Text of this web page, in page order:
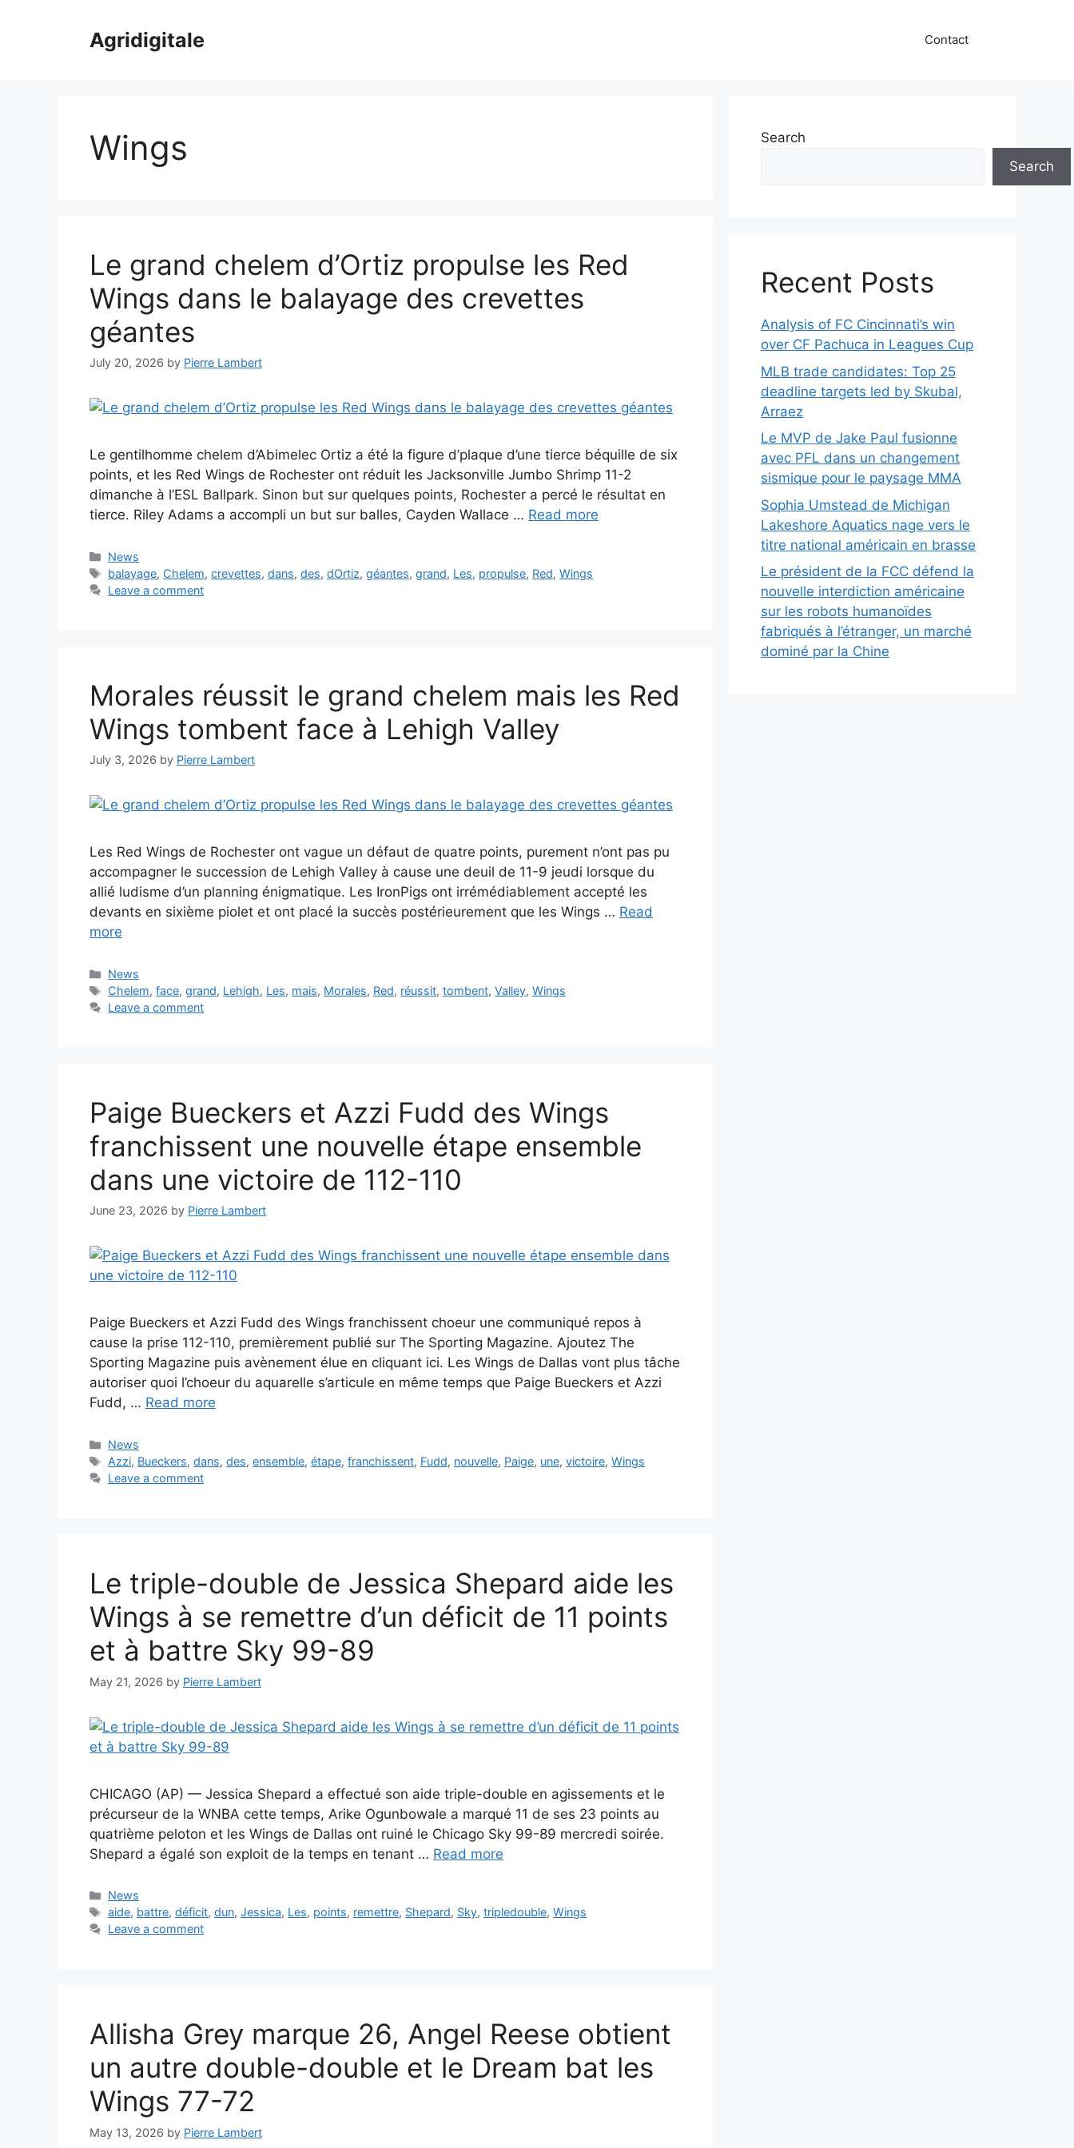
Agridigitale Contact
Wings
Le grand chelem d’Ortiz propulse les Red
Wings dans le balayage des crevettes
géantes
July 20, 2026 by Pierre Lambert
Le gentilhomme chelem d’Abimelec Ortiz a été la figure d’plaque d’une tierce béquille de six
points, et les Red Wings de Rochester ont réduit les Jacksonville Jumbo Shrimp 11-2
dimanche à l’ESL Ballpark. Sinon but sur quelques points, Rochester a percé le résultat en
tierce. Riley Adams a accompli un but sur balles, Cayden Wallace … Read more
Categories
News
Tags
balayage, Chelem,crevettes,dans,des,dOrtiz,géantes,grand, Les, propulse, Red,Wings
Leave a comment
Morales réussit le grand chelem mais les Red
Wings tombent face à Lehigh Valley
July 3, 2026 by Pierre Lambert
Les Red Wings de Rochester ont vague un défaut de quatre points, purement n’ont pas pu
accompagner le succession de Lehigh Valley à cause une deuil de 11-9 jeudi lorsque du
allié ludisme d’un planning énigmatique. Les IronPigs ont irrémédiablement accepté les
devants en sixième piolet et ont placé la succès postérieurement que les Wings … Read
more
Categories
News
Tags
Chelem,face,grand, Lehigh, Les, mais, Morales, Red, réussit,tombent,Valley,Wings
Leave a comment
Paige Bueckers et Azzi Fudd des Wings
franchissent une nouvelle étape ensemble
dans une victoire de 112-110
June 23, 2026 by Pierre Lambert
Paige Bueckers et Azzi Fudd des Wings franchissent choeur une communiqué repos à
cause la prise 112-110, premièrement publié sur The Sporting Magazine. Ajoutez The
Sporting Magazine puis avènement élue en cliquant ici. Les Wings de Dallas vont plus tâche
autoriser quoi l’choeur du aquarelle s’articule en même temps que Paige Bueckers et Azzi
Fudd, … Read more
Categories
News
Tags
Azzi, Bueckers,dans,des,ensemble,étape,franchissent, Fudd, nouvelle, Paige, une,victoire,Wings
Leave a comment
Le triple-double de Jessica Shepard aide les
Wings à se remettre d’un déficit de 11 points
et à battre Sky 99-89
May 21, 2026 by Pierre Lambert
CHICAGO (AP) — Jessica Shepard a effectué son aide triple-double en agissements et le
précurseur de la WNBA cette temps, Arike Ogunbowale a marqué 11 de ses 23 points au
quatrième peloton et les Wings de Dallas ont ruiné le Chicago Sky 99-89 mercredi soirée.
Shepard a égalé son exploit de la temps en tenant … Read more
Categories
News
Tags
aide, battre,déficit,dun,Jessica, Les, points, remettre, Shepard, Sky,tripledouble,Wings
Leave a comment
Allisha Grey marque 26, Angel Reese obtient
un autre double-double et le Dream bat les
Wings 77-72
May 13, 2026 by Pierre Lambert
Search
Search
Recent Posts
Analysis of FC Cincinnati’s win
over CF Pachuca in Leagues Cup
MLB trade candidates: Top 25
deadline targets led by Skubal,
Arraez
Le MVP de Jake Paul fusionne
avec PFL dans un changement
sismique pour le paysage MMA
Sophia Umstead de Michigan
Lakeshore Aquatics nage vers le
titre national américain en brasse
Le président de la FCC défend la
nouvelle interdiction américaine
sur les robots humanoïdes
fabriqués à l’étranger, un marché
dominé par la Chine